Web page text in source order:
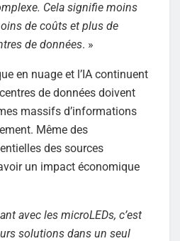
Cela signifie moins
de coûts et plus de
de données. »
en nuage et l’IA continuent
de données doivent
massifs d’informations
Même des
des sources
un impact économique
avec les microLEDs, c’est
solutions dans un seul